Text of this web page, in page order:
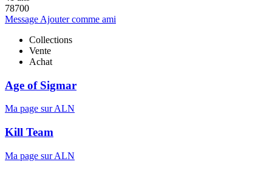
78700
Message Ajouter comme ami
Collections
Vente
Achat
Age of Sigmar
Ma page sur ALN
Kill Team
Ma page sur ALN